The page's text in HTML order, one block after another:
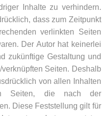
Inhalte zu verhindern.
dass zum Zeitpunkt
verlinkten Seiten
Der Autor hat keinerlei
zukünftige Gestaltung und
Seiten. Deshalb
von allen Inhalten
Seiten, die nach der
Diese Feststellung gilt für